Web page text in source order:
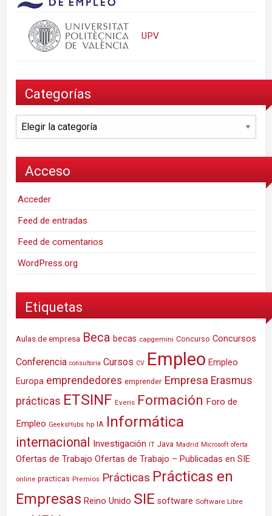
UPV
Categorías
Categorías
Acceso
Acceder
Feed de entradas
Feed de comentarios
WordPress.org
Etiquetas
Aulas de empresa Beca becas capgemini Concurso Concursos
Conferencia consultoria Cursos CV Empleo Empleo
Europa emprendedores emprender Empresa Erasmus
prácticas ETSINF Everis Formación Foro de
Empleo GeeksHubs hp IA Informática
internacional Investigación IT Java Madrid Microsoft oferta
Ofertas de Trabajo Ofertas de Trabajo – Publicadas en SIE
online practicas Premios Prácticas Prácticas en
Empresas Reino Unido SIE software Software Libre